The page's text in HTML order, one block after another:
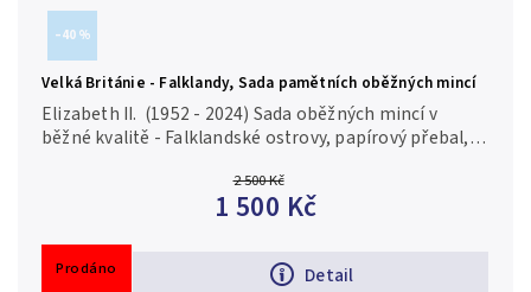
–40 %
Velká Británie - Falklandy, Sada pamětních oběžných mincí
1992
2 500 Kč
1 500 Kč
Detail
Elizabeth II. (1952 - 2024) Sada oběžných mincí v
běžné kvalitě - Falklandské ostrovy, papírový přebal,
Prodáno